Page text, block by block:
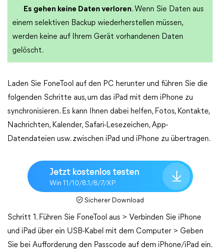
Es gehen keine Daten verloren. Wenn Sie Daten aus
einem selektiven Backup wiederherstellen müssen,
werden keine auf Ihrem Gerät vorhandenen Daten
gelöscht.
Laden Sie FoneTool auf den PC herunter und führen Sie die
folgenden Schritte aus, um das iPad mit dem iPhone zu
synchronisieren. Es kann Ihnen dabei helfen, Fotos, Kontakte,
Nachrichten, Kalender, Safari-Lesezeichen, App-
Datendateien usw. zwischen iPad und iPhone zu übertragen.
Jetzt kostenlos testen
Win 11/10/8.1/8/7/XP
Sicherer Download
Schritt 1. Führen Sie FoneTool aus > Verbinden Sie iPhone
und iPad über ein USB-Kabel mit dem Computer > Geben
Sie bei Aufforderung den Passcode auf dem iPhone/iPad ein.